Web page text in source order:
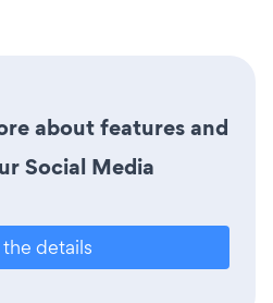
about features and
Social Media
the details